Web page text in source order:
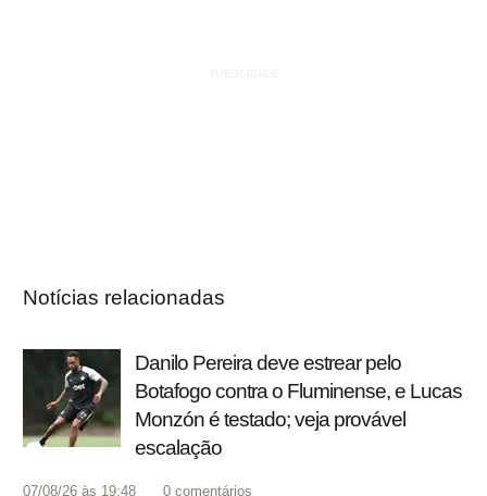
Notícias relacionadas
Danilo Pereira deve estrear pelo
Botafogo contra o Fluminense, e Lucas
Monzón é testado; veja provável
escalação
07/08/26 às 19:48 0 comentários